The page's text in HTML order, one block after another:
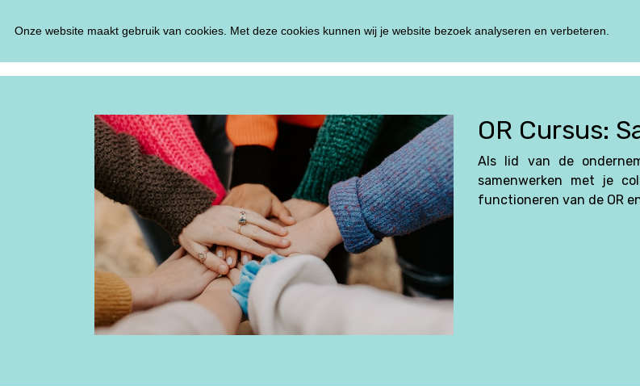
OR Cursus:
Als lid van de
samenwerken met je
functioneren van de OR
Onze website maakt gebruik van cookies. Met deze cookies kunnen wij je website bezoek analyseren en verbeteren.